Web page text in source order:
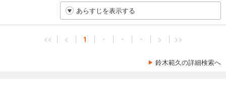
あらすじを表示する
<< < 1 ・ ・ ・ > >>
鈴木範久の詳細検索へ